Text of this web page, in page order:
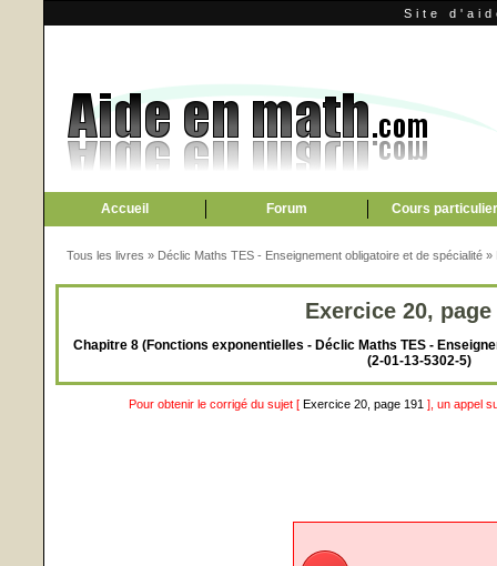
Site
Accueil Forum Cours
Tous les livres » Déclic Maths TES - Enseignement obligatoire et de spécialité »
Exercice 20, page
Chapitre 8 (Fonctions exponentielles - Déclic Maths TES -
(2-01-13-5302-5)
Pour obtenir le corrigé du sujet [ Exercice 20, page 191 ], un appel